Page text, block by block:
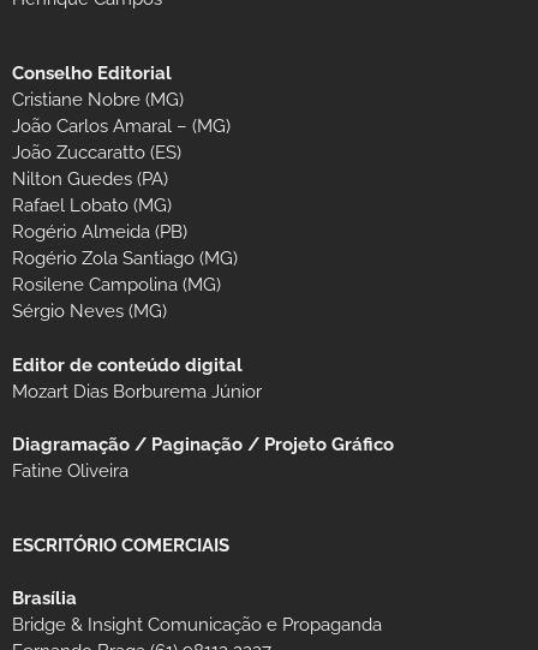
Conselho Editorial
Cristiane Nobre (MG)
João Carlos Amaral – (MG)
João Zuccaratto (ES)
Nilton Guedes (PA)
Rafael Lobato (MG)
Rogério Almeida (PB)
Rogério Zola Santiago (MG)
Rosilene Campolina (MG)
Sérgio Neves (MG)
Editor de conteúdo digital
Mozart Dias Borburema Júnior
Diagramação / Paginação / Projeto Gráfico
Fatine Oliveira
ESCRITÓRIO COMERCIAIS
Brasília
Bridge & Insight Comunicação e Propaganda